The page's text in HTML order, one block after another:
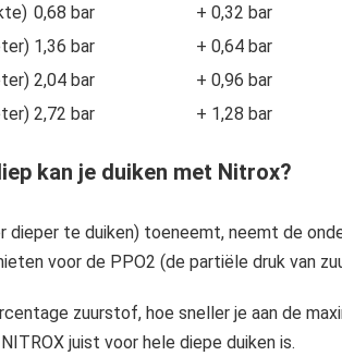
0,68 bar + 0,32 bar
1,36 bar + 0,64 bar
2,04 bar + 0,96 bar
2,72 bar + 1,28 bar
kan je duiken met Nitrox?
dieper te duiken) toeneemt, neemt de
voor de PPO2 (de partiële druk van
zuurstof, hoe sneller je aan de
juist voor hele diepe duiken is.